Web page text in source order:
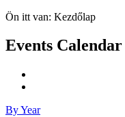
Ön itt van: Kezdőlap
Events Calendar
By Year